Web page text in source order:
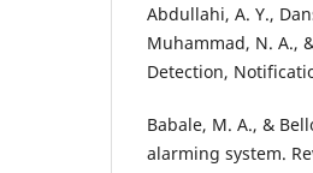
Abdullahi, A. Y.,
Muhammad, N. A.,
Detection,
Babale, M. A., &
alarming system.